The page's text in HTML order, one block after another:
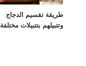
طريقة تقسيم الدجاج
وتتبيلهم بتتبيلات مختلفة